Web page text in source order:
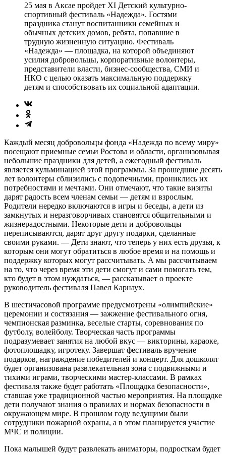
25 мая в Аксае пройдет XI Детский культурно-
спортивный фестиваль «Надежда». Гостями
праздника станут воспитанники семейных и
обычных детских домов, ребята, попавшие в
трудную жизненную ситуацию. Фестиваль
«Надежда» — площадка, на которой объединяют
усилия добровольцы, корпоративные волонтеры,
представители власти, бизнес-сообщества, СМИ и
НКО с целью оказать максимальную поддержку
детям и способствовать их социальной адаптации.
Каждый месяц добровольцы фонда «Надежда по всему миру»
посещают приемные семьи Ростова и области, организовывая
небольшие праздники для детей, а ежегодный фестиваль
является кульминацией этой программы. За прошедшие десять
лет волонтеры сблизились с подопечными, прониклись их
потребностями и мечтами. Они отмечают, что такие визиты
дарят радость всем членам семьи — детям и взрослым.
Родители нередко включаются в игры и беседы, а дети из
замкнутых и неразговорчивых становятся общительными и
жизнерадостными. Некоторые дети и добровольцы
переписываются, дарят друг другу подарки, сделанные
своими руками. — Дети знают, что теперь у них есть друзья, к
которым они могут обратиться в любое время и на помощь и
поддержку которых могут рассчитывать. А мы рассчитываем
на то, что через время эти дети смогут и сами помогать тем,
кто будет в этом нуждаться, — рассказывает о проекте
руководитель фестиваля Павел Карнаух.
В шестичасовой программе предус­мотрены «олимпийские»
церемонии и состязания — зажжение фестивального огня,
чемпионская разминка, веселые старты, соревнования по
футболу, волейболу. Творческая часть программы
подразумевает занятия на любой вкус — викторины, караоке,
фотоплощадку, игротеку. Завершат фестиваль вручение
подарков, награждение победителей и концерт. Для дошколят
будет организована развлекательная зона с подвижными и
тихими играми, творческими мас­тер-классами. В рамках
фестиваля также будет работать «Площадка безопасности»,
ставшая уже традиционной частью мероприятия. На площадке
дети получают знания о правилах и нормах безопасности в
окружающем мире. В прошлом году ведущими были
сотрудники пожарной охраны, а в этом планируется участие
МЧС и полиции.
Пока малышей будут развлекать аниматоры, подросткам будет